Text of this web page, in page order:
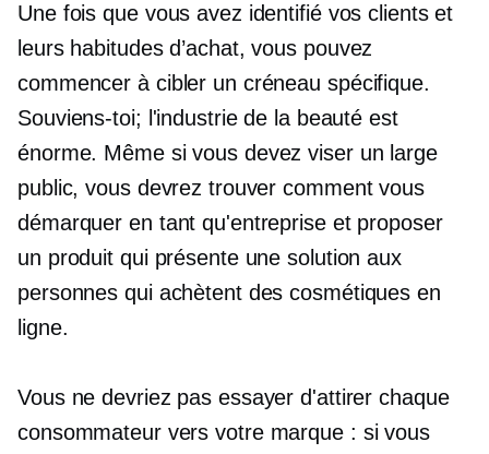
Une fois que vous avez identifié vos clients et
leurs habitudes d’achat, vous pouvez
commencer à cibler un créneau spécifique.
Souviens-toi; l'industrie de la beauté est
énorme. Même si vous devez viser un large
public, vous devrez trouver comment vous
démarquer en tant qu'entreprise et proposer
un produit qui présente une solution aux
personnes qui achètent des cosmétiques en
ligne.
Vous ne devriez pas essayer d'attirer chaque
consommateur vers votre marque : si vous